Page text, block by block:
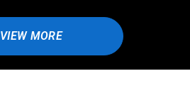
VIEW MORE